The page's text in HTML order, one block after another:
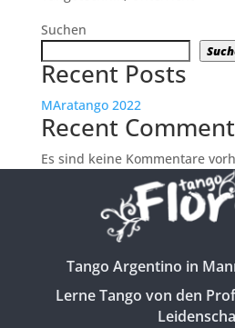
Suchen
Recent Posts
MAratango 2022
Recent
Es sind keine Kommentare
Tango Argentino in
Lerne Tango von den